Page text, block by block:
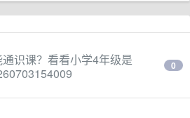
识课？看看小学4年级是
0